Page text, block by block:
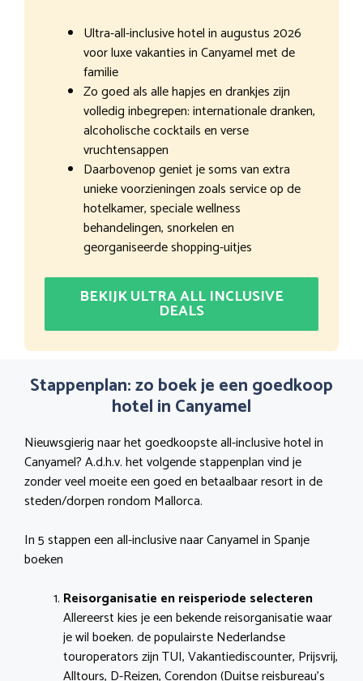
Ultra-all-inclusive hotel in augustus 2026
voor luxe vakanties in Canyamel met de
familie
Zo goed als alle hapjes en drankjes zijn
volledig inbegrepen: internationale dranken,
alcoholische cocktails en verse
vruchtensappen
Daarbovenop geniet je soms van extra
unieke voorzieningen zoals service op de
hotelkamer, speciale wellness
behandelingen, snorkelen en
georganiseerde shopping-uitjes
BEKIJK ULTRA ALL INCLUSIVE
DEALS
Stappenplan: zo boek je een goedkoop
hotel in Canyamel
Nieuwsgierig naar het goedkoopste all-inclusive hotel in
Canyamel? A.d.h.v. het volgende stappenplan vind je
zonder veel moeite een goed en betaalbaar resort in de
steden/dorpen rondom Mallorca.
In 5 stappen een all-inclusive naar Canyamel in Spanje
boeken
Reisorganisatie en reisperiode selecteren
Allereerst kies je een bekende reisorganisatie waar
je wil boeken. de populairste Nederlandse
touroperators zijn TUI, Vakantiediscounter, Prijsvrij,